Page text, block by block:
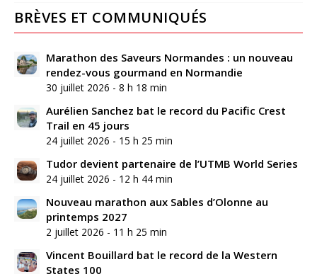
BRÈVES ET COMMUNIQUÉS
Marathon des Saveurs Normandes : un nouveau
rendez-vous gourmand en Normandie
30 juillet 2026 - 8 h 18 min
Aurélien Sanchez bat le record du Pacific Crest
Trail en 45 jours
24 juillet 2026 - 15 h 25 min
Tudor devient partenaire de l’UTMB World Series
24 juillet 2026 - 12 h 44 min
Nouveau marathon aux Sables d’Olonne au
printemps 2027
2 juillet 2026 - 11 h 25 min
Vincent Bouillard bat le record de la Western
States 100